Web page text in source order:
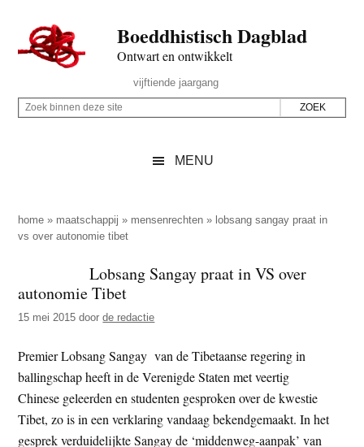
naar
de
inhoud
secondary
naar
de
sidebar
naar
de
Boeddhistisch Dagblad
Ontwart en ontwikkelt
Rechts
vijftiende jaargang
Z
p
d
z
e
i
t
e
Z
i
n
n
d
z
e
s
i
MENU
home » maatschappij » mensenrechten » lobsang sangay praat in
vs over autonomie tibet
Lobsang Sangay praat in VS over
autonomie Tibet
15 mei 2015 doorde redactie
Premier Lobsang Sangay van de Tibetaanse regering in
ballingschap heeft in de Verenigde Staten met veertig
Chinese geleerden en studenten gesproken over de kwestie
Tibet, zo is in een verklaring vandaag bekendgemaakt. In het
gesprek verduidelijkte Sangay de ‘middenweg-aanpak’ van